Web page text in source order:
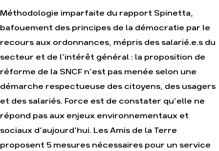
Agir
Faire un don
S'engager sur le
campagnes
Transmettre tout
ou partie de son
patrimoine
Nos
thématiques
Climat – Énergie
Méthodologie imparfaite du rapport Spinetta,
bafouement des principes de la démocratie par le
recours aux ordonnances, mépris des salarié.e.s du
secteur et de l’intérêt général : la proposition de
réforme de la SNCF n’est pas menée selon une
démarche respectueuse des citoyens, des usagers
et des salariés. Force est de constater qu’elle ne
répond pas aux enjeux environnementaux et
sociaux d’aujourd’hui. Les Amis de la Terre
proposent 5 mesures nécessaires pour un service